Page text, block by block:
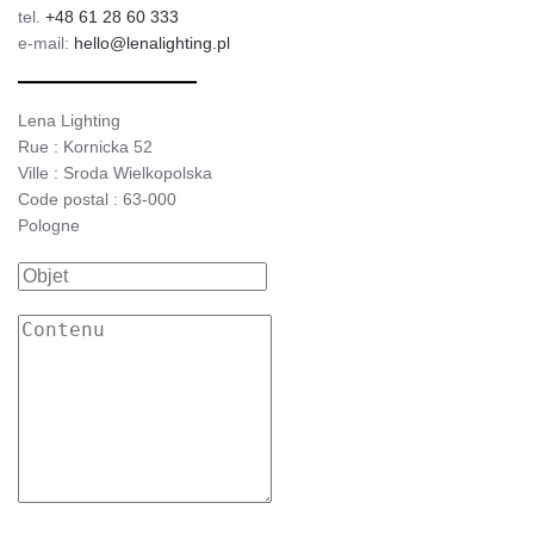
tel. +48 61 28 60 333
e-mail: hello@lenalighting.pl
Lena Lighting
Rue : Kornicka 52
Ville : Sroda Wielkopolska
Code postal : 63-000
Pologne